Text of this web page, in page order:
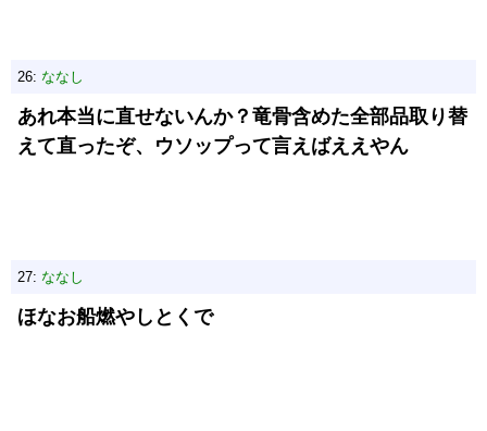
26: ななし
あれ本当に直せないんか？竜骨含めた全部品取り替
えて直ったぞ、ウソップって言えばええやん
27: ななし
ほなお船燃やしとくで